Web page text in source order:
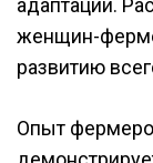
адаптации.
женщин-
развитию
Опыт